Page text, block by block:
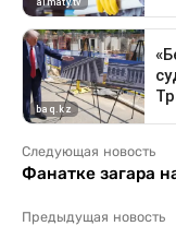
Следующая новость
Фанатке загара
Предыдущая новость